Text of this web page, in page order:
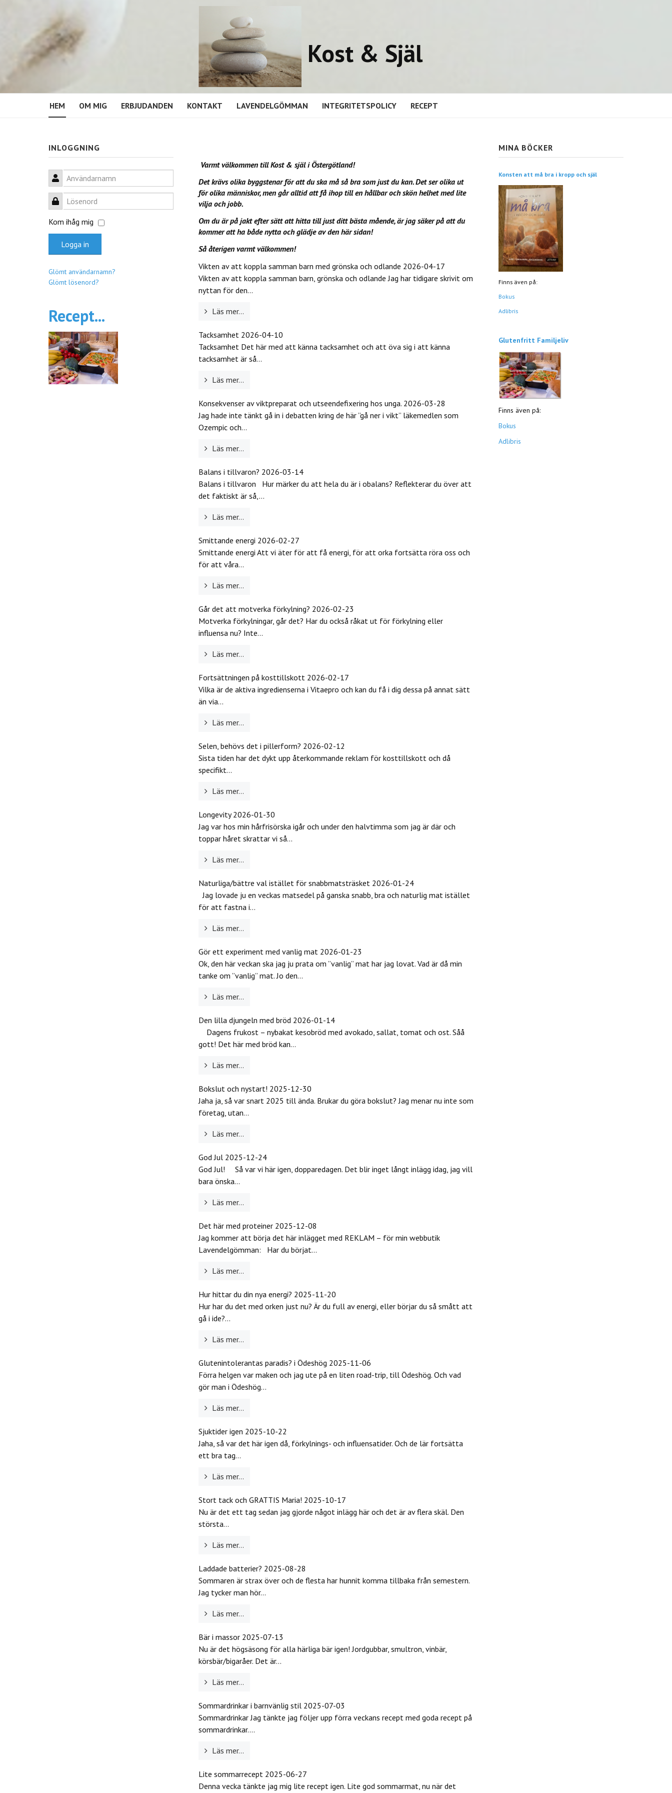
Kost & Själ
HEM OM MIG ERBJUDANDEN KONTAKT LAVENDELGÖMMAN INTEGRITETSPOLICY RECEPT
INLOGGNING
Användarnamn
Lösenord
Kom ihåg mig
Logga in
Glömt användarnamn?
Glömt lösenord?
Recept...
Varmt välkommen till Kost & själ i Östergötland!
Det krävs olika byggstenar för att du ska må så bra som just du kan. Det ser olika ut
för olika människor, men går alltid att få ihop till en hållbar och skön helhet med lite
vilja och jobb.
Om du är på jakt efter sätt att hitta till just ditt bästa mående, är jag säker på att du
kommer att ha både nytta och glädje av den här sidan!
Så återigen varmt välkommen!
Vikten av att koppla samman barn med grönska och odlande 2026-04-17
Vikten av att koppla samman barn, grönska och odlande Jag har tidigare skrivit om
nyttan för den...
Läs mer...
Tacksamhet 2026-04-10
Tacksamhet Det här med att känna tacksamhet och att öva sig i att känna
tacksamhet är så...
Läs mer...
Konsekvenser av viktpreparat och utseendefixering hos unga. 2026-03-28
Jag hade inte tänkt gå in i debatten kring de här ”gå ner i vikt” läkemedlen som
Ozempic och...
Läs mer...
Balans i tillvaron? 2026-03-14
Balans i tillvaron Hur märker du att hela du är i obalans? Reflekterar du över att
det faktiskt är så,...
Läs mer...
Smittande energi 2026-02-27
Smittande energi Att vi äter för att få energi, för att orka fortsätta röra oss och
för att våra...
Läs mer...
Går det att motverka förkylning? 2026-02-23
Motverka förkylningar, går det? Har du också råkat ut för förkylning eller
influensa nu? Inte...
Läs mer...
Fortsättningen på kosttillskott 2026-02-17
Vilka är de aktiva ingredienserna i Vitaepro och kan du få i dig dessa på annat sätt
än via...
Läs mer...
Selen, behövs det i pillerform? 2026-02-12
Sista tiden har det dykt upp återkommande reklam för kosttillskott och då
specifikt...
Läs mer...
Longevity2026-01-30
Jag var hos min hårfrisörska igår och under den halvtimma som jag är där och
toppar håret skrattar vi så...
Läs mer...
Naturliga/bättre val istället för snabbmatsträsket 2026-01-24
Jag lovade ju en veckas matsedel på ganska snabb, bra och naturlig mat istället
för att fastna i...
Läs mer...
Gör ett experiment med vanlig mat 2026-01-23
Ok, den här veckan ska jag ju prata om ”vanlig” mat har jag lovat. Vad är då min
tanke om ”vanlig” mat. Jo den...
Läs mer...
Den lilla djungeln med bröd 2026-01-14
Dagens frukost – nybakat kesobröd med avokado, sallat, tomat och ost. Såå
gott! Det här med bröd kan...
Läs mer...
Bokslut och nystart! 2025-12-30
Jaha ja, så var snart 2025 till ända. Brukar du göra bokslut? Jag menar nu inte som
företag, utan...
Läs mer...
God Jul 2025-12-24
God Jul! Så var vi här igen, dopparedagen. Det blir inget långt inlägg idag, jag vill
bara önska...
Läs mer...
Det här med proteiner 2025-12-08
Jag kommer att börja det här inlägget med REKLAM – för min webbutik
Lavendelgömman: Har du börjat...
Läs mer...
Hur hittar du din nya energi? 2025-11-20
Hur har du det med orken just nu? Är du full av energi, eller börjar du så smått att
gå i ide?...
Läs mer...
Glutenintolerantas paradis? i Ödeshög 2025-11-06
Förra helgen var maken och jag ute på en liten road-trip, till Ödeshög. Och vad
gör man i Ödeshög...
Läs mer...
Sjuktider igen 2025-10-22
Jaha, så var det här igen då, förkylnings- och influensatider. Och de lär fortsätta
ett bra tag...
Läs mer...
Stort tack och GRATTIS Maria! 2025-10-17
Nu är det ett tag sedan jag gjorde något inlägg här och det är av flera skäl. Den
största...
Läs mer...
Laddade batterier? 2025-08-28
Sommaren är strax över och de flesta har hunnit komma tillbaka från semestern.
Jag tycker man hör...
Läs mer...
Bär i massor 2025-07-13
Nu är det högsäsong för alla härliga bär igen! Jordgubbar, smultron, vinbär,
körsbär/bigaråer. Det är...
Läs mer...
Sommardrinkar i barnvänlig stil 2025-07-03
Sommardrinkar Jag tänkte jag följer upp förra veckans recept med goda recept på
sommardrinkar....
Läs mer...
Lite sommarrecept 2025-06-27
Denna vecka tänkte jag mig lite recept igen. Lite god sommarmat, nu när det
MINA BÖCKER
Konsten att må bra i kropp och själ
Finns även på:
Bokus
Adlibris
Glutenfritt Familjeliv
Finns även på:
Bokus
Adlibris